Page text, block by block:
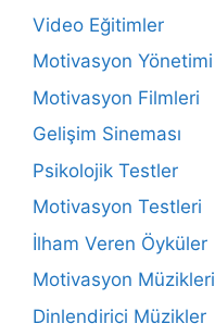
Video Eğitimler
Motivasyon Yönetimi
Motivasyon Filmleri
Gelişim Sineması
Psikolojik Testler
Motivasyon Testleri
İlham Veren Öyküler
Motivasyon Müzikleri
Dinlendirici Müzikler